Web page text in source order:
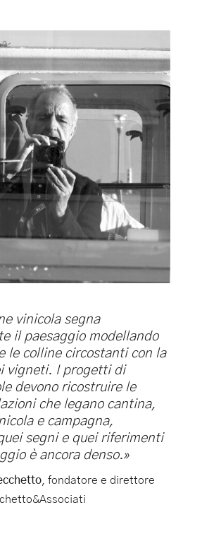
vinicola segna
il paesaggio modellando
le colline circostanti con la
vigneti. I progetti di
devono ricostruire le
che legano cantina,
e campagna,
segni e quei riferimenti
è ancora denso.»
, fondatore e direttore